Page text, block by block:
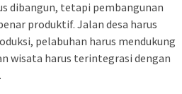
dibangun, tetapi pembangunan
produktif. Jalan desa harus
pelabuhan harus mendukung
wisata harus terintegrasi dengan